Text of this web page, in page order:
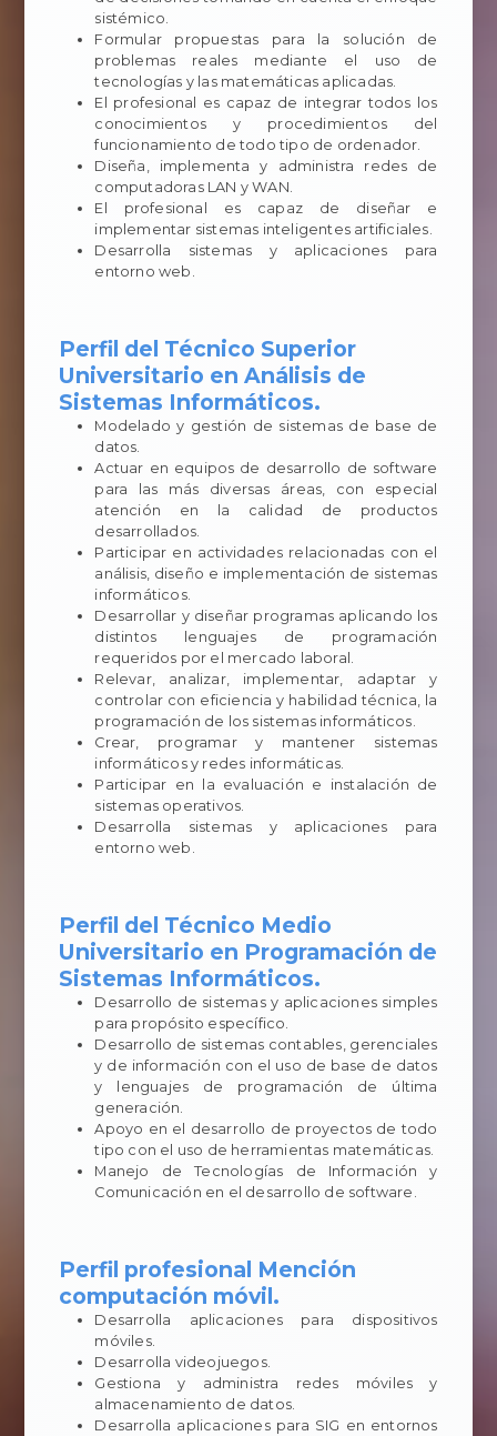
sistémico.
Formular propuestas para la solución de
problemas reales mediante el uso de
tecnologías y las matemáticas aplicadas.
El profesional es capaz de integrar todos los
conocimientos y procedimientos del
funcionamiento de todo tipo de ordenador.
Diseña, implementa y administra redes de
computadoras LAN y WAN.
El profesional es capaz de diseñar e
implementar sistemas inteligentes artificiales.
Desarrolla sistemas y aplicaciones para
entorno web.
Perfil del Técnico Superior
Universitario en Análisis de
Sistemas Informáticos.
Modelado y gestión de sistemas de base de
datos.
Actuar en equipos de desarrollo de software
para las más diversas áreas, con especial
atención en la calidad de productos
desarrollados.
Participar en actividades relacionadas con el
análisis, diseño e implementación de sistemas
informáticos.
Desarrollar y diseñar programas aplicando los
distintos lenguajes de programación
requeridos por el mercado laboral.
Relevar, analizar, implementar, adaptar y
controlar con eficiencia y habilidad técnica, la
programación de los sistemas informáticos.
Crear, programar y mantener sistemas
informáticos y redes informáticas.
Participar en la evaluación e instalación de
sistemas operativos.
Desarrolla sistemas y aplicaciones para
entorno web.
Perfil del Técnico Medio
Universitario en Programación de
Sistemas Informáticos.
Desarrollo de sistemas y aplicaciones simples
para propósito específico.
Desarrollo de sistemas contables, gerenciales
y de información con el uso de base de datos
y lenguajes de programación de última
generación.
Apoyo en el desarrollo de proyectos de todo
tipo con el uso de herramientas matemáticas.
Manejo de Tecnologías de Información y
Comunicación en el desarrollo de software.
Perfil profesional Mención
computación móvil.
Desarrolla aplicaciones para dispositivos
móviles.
Desarrolla videojuegos.
Gestiona y administra redes móviles y
almacenamiento de datos.
Desarrolla aplicaciones para SIG en entornos